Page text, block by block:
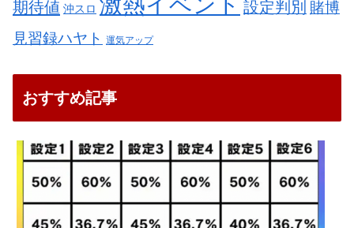
期待値 沖スロ 設定判別 賭博
見習録ハヤト 運気アップ
おすすめ記事